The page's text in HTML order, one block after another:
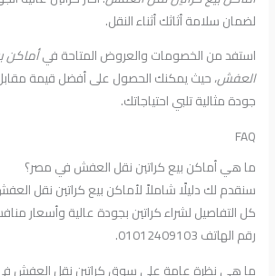
لضمان سلامة أثاثك أثناء النقل.
استفد من الخصومات والعروض المتاحة فيأماكن
العفش، حيث يمكنك الحصول على أفضل قيمة
جودة مثالية تلبي احتياجاتك.
FAQ
ما هي أماكن بيع كراتين نقل العفش في مصر؟
سنقدم لك دليلًا شاملاً لأماكن بيع كراتين نقل
كل التفاصيل لشراء كراتين بجودة عالية وأسعار
رقم الهاتف 01012409103.
ما هي نظرة عامة على سوق كراتين نقل العفش